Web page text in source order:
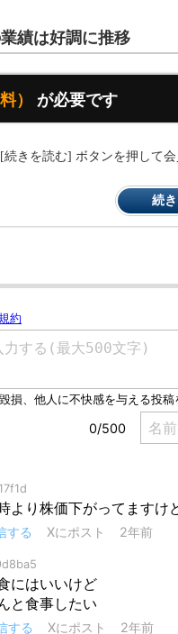
績は好調に推移
） が必要です
きを読む] ボタンを押して
続